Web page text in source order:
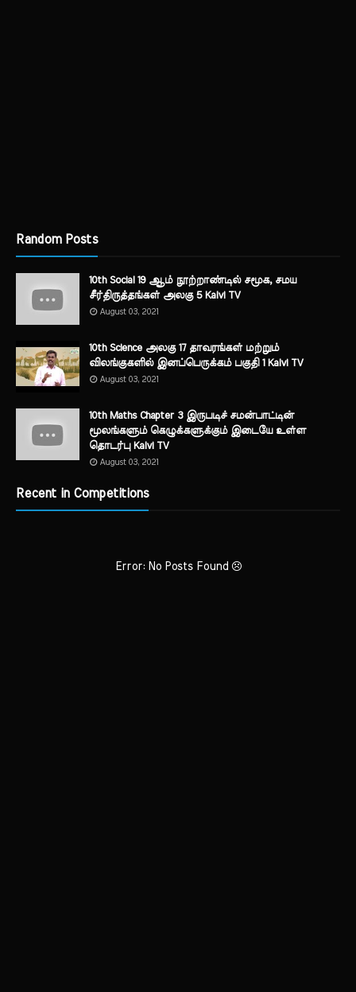
Random Posts
10th Social 19 ஆம் நூற்றாண்டில் சமூக, சமய
சீர்திருத்தங்கள் அலகு 5 Kalvi TV
August 03, 2021
10th Science அலகு 17 தாவரங்கள் மற்றும்
விலங்குகளில் இனப்பெருக்கம் பகுதி 1 Kalvi TV
August 03, 2021
10th Maths Chapter 3 இருபடிச் சமன்பாட்டின்
மூலங்களும் கெழுக்களுக்கும் இடையே உள்ள
தொடர்பு Kalvi TV
August 03, 2021
Recent in Competitions
Error: No Posts Found